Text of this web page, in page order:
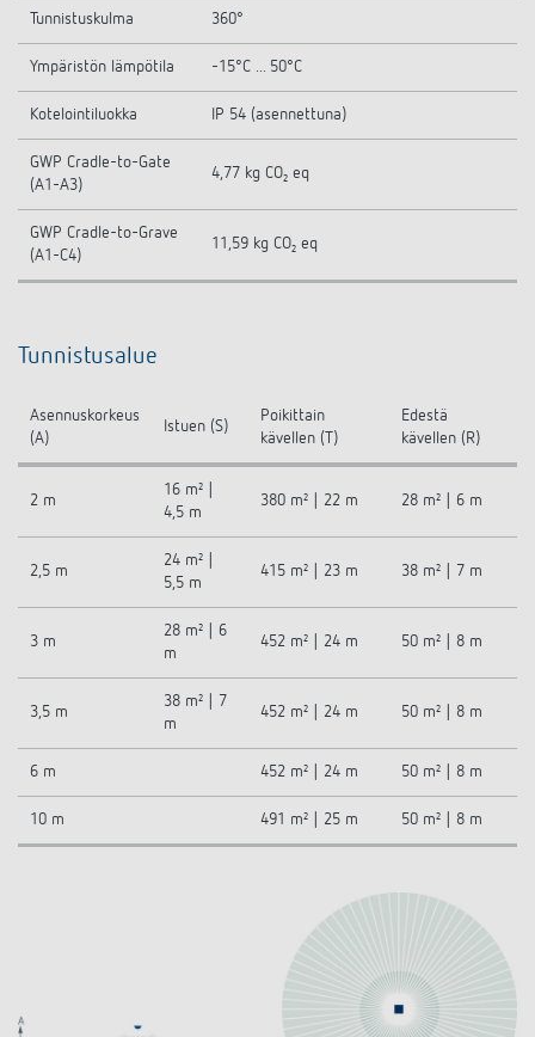
Tunnistuskulma 360°
Ympäristön lämpötila -15°C ... 50°C
Kotelointiluokka IP 54 (asennettuna)
GWP Cradle-to-Gate
(A1-A3)
4,77 kg CO₂ eq
GWP Cradle-to-Grave
(A1-C4)
11,59 kg CO₂ eq
Tunnistusalue
Asennuskorkeus
(A)
Istuen (S)
Poikittain
kävellen (T)
Edestä
kävellen (R)
2 m
16 m² |
4,5 m
380 m² | 22 m 28 m² | 6 m
2,5 m
24 m² |
5,5 m
415 m² | 23 m 38 m² | 7 m
3 m
28 m² | 6
m
452 m² | 24 m 50 m² | 8 m
3,5 m
38 m² | 7
m
452 m² | 24 m 50 m² | 8 m
6 m 452 m² | 24 m 50 m² | 8 m
10 m 491 m² | 25 m 50 m² | 8 m